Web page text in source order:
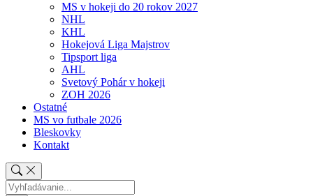
MS v hokeji do 20 rokov 2027
NHL
KHL
Hokejová Liga Majstrov
Tipsport liga
AHL
Svetový Pohár v hokeji
ZOH 2026
Ostatné
MS vo futbale 2026
Bleskovky
Kontakt